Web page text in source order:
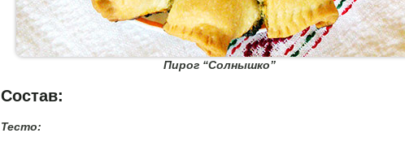
Пирог “Солнышко”
Состав:
Тесто: